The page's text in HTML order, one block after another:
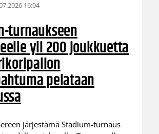
16:04
turnaukseen
yli 200 joukkuetta
pelataan
järjestämä Stadium-turnaus